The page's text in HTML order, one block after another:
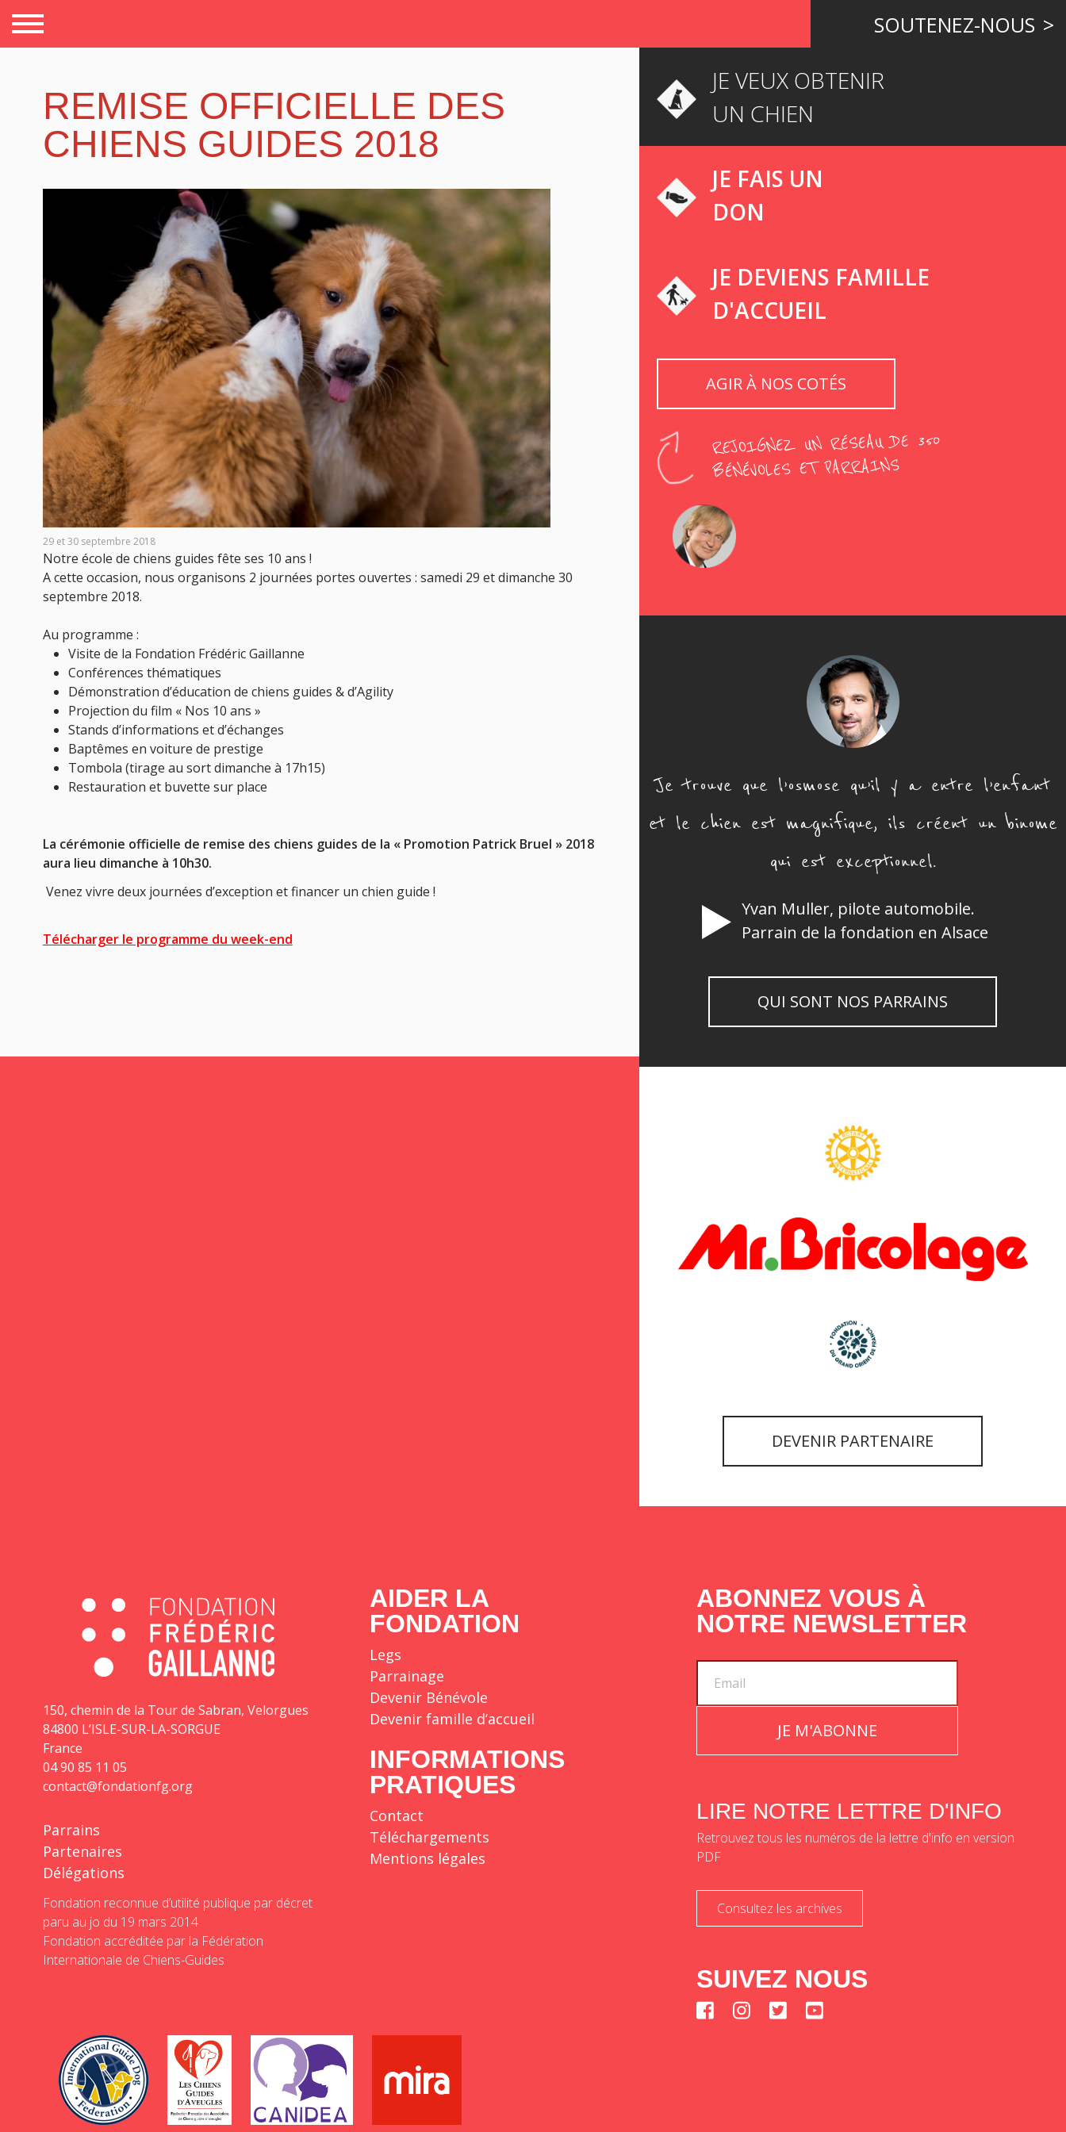
SOUTENEZ-NOUS
REMISE OFFICIELLE DES
CHIENS GUIDES 2018
29 et 30 septembre 2018
Notre école de chiens guides fête ses 10 ans !
A cette occasion, nous organisons 2 journées portes ouvertes : samedi 29 et dimanche 30
septembre 2018.
Au programme :
Visite de la Fondation Frédéric Gaillanne
Conférences thématiques
Démonstration d’éducation de chiens guides & d’Agility
Projection du film « Nos 10 ans »
Stands d’informations et d’échanges
Baptêmes en voiture de prestige
Tombola (tirage au sort dimanche à 17h15)
Restauration et buvette sur place
La cérémonie officielle de remise des chiens guides de la « Promotion Patrick Bruel » 2018
aura lieu dimanche à 10h30.
Venez vivre deux journées d’exception et financer un chien guide !
Télécharger le programme du week-end
JE VEUX OBTENIR
UN CHIEN
JE FAIS UN
DON
JE DEVIENS FAMILLE
D'ACCUEIL
AGIR À NOS COTÉS
REJOIGNEZ UN RÉSEAU DE 350
BÉNÉVOLES ET PARRAINS
Je trouve que l’osmose qu’il y a entre l’enfant
et le chien est magnifique, ils créent un binome
qui est exceptionnel.
Yvan Muller, pilote automobile.
Parrain de la fondation en Alsace
QUI SONT NOS PARRAINS
DEVENIR PARTENAIRE
150, chemin de la Tour de Sabran, Velorgues
84800 L’ISLE-SUR-LA-SORGUE
France
04 90 85 11 05
contact@fondationfg.org
Parrains
Partenaires
Délégations
Fondation reconnue d’utilité publique par décret
paru au jo du 19 mars 2014
Fondation accréditée par la Fédération
Internationale de Chiens-Guides
AIDER LA
FONDATION
Legs
Parrainage
Devenir Bénévole
Devenir famille d’accueil
INFORMATIONS
PRATIQUES
Contact
Téléchargements
Mentions légales
ABONNEZ VOUS À
NOTRE NEWSLETTER
JE M'ABONNE
LIRE NOTRE LETTRE D'INFO
Retrouvez tous les numéros de la lettre d'info en version
PDF
Consultez les archives
SUIVEZ NOUS